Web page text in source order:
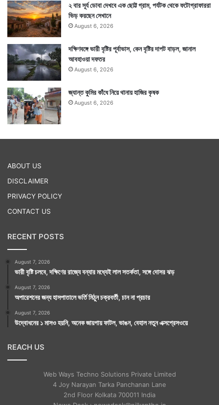
২ বার সূর্য ডোবা দেখবে এক ছোট্ট গ্রাম, পর্যটক থেকে ফটোগ্রাফাররা
ভিড় করছেন সেখানে
August 6, 2026
দক্ষিণবঙ্গে ভারী বৃষ্টির পূর্বাভাস, কেন বৃষ্টির দাপট বাড়ল, জানাল
আবহাওয়া দফতর
August 6, 2026
জ্যান্ত কুমির কাঁধে নিয়ে থানায় হাজির কৃষক
August 6, 2026
ABOUT US
DISCLAIMER
PRIVACY POLICY
CONTACT US
RECENT POSTS
August 7, 2026
ভারী বৃষ্টি চলবে, দক্ষিণের রাজ্যে বন্যার মধ্যেই লাল সতর্কতা, সঙ্গে দোসর ঝড়
August 7, 2026
অপারেশনের জন্য হাসপাতালে ভর্তি মিঠুন চক্রবর্তী, চান না প্রচার
August 7, 2026
উদ্বোধনের ১ মাসও হয়নি, অনেক জায়গায় ফাটল, ভাঙন, বেহাল নতুন এক্সপ্রেসওয়ে
REACH US
Web Ways Techno Solutions Private Limited
4 Joy Narayan Tarka Panchanan Lane
2nd Floor Kolkata 700011 India